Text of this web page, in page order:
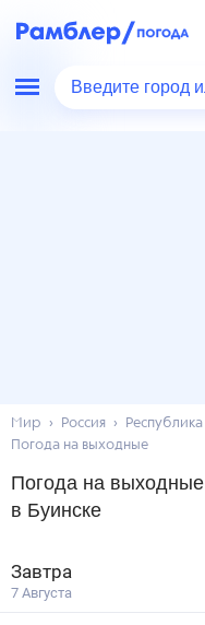
Введите город
Мир Россия Республика
Погода на выходные
Погода на выходные
в Буинске
Завтра
7 Августа